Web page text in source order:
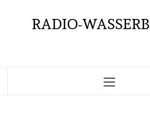
RADIO-
Primary